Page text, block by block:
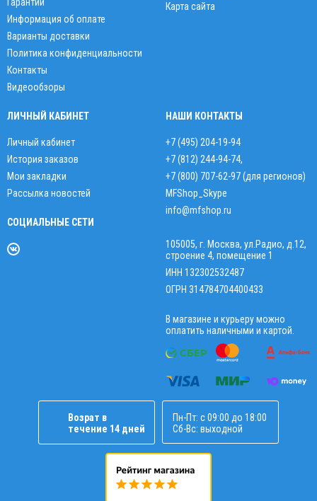
Гарантии
Информация об оплате
Варианты доставки
Политика конфиденциальности
Контакты
Видеообзоры
Карта сайта
ЛИЧНЫЙ КАБИНЕТ
Личный кабинет
История заказов
Мои закладки
Рассылка новостей
СОЦИАЛЬНЫЕ СЕТИ
НАШИ КОНТАКТЫ
+7 (495) 204-19-94
+7 (812) 244-94-74,
+7 (800) 707-62-97 (для регионов)
MFShop_Skype
info@mfshop.ru
105005, г. Москва, ул.Радио, д.12,
строение 4, помещение 1
ИНН 132302532487
ОГРН 314784704400433
В магазине и курьеру можно
оплатить наличными и картой.
Возрат в
течение 14 дней
Пн-Пт: с 09:00 до 18:00
Сб-Вс: выходной